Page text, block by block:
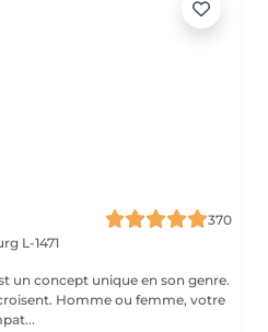
370
L-1471
un concept unique en son genre.
Homme ou femme, votre